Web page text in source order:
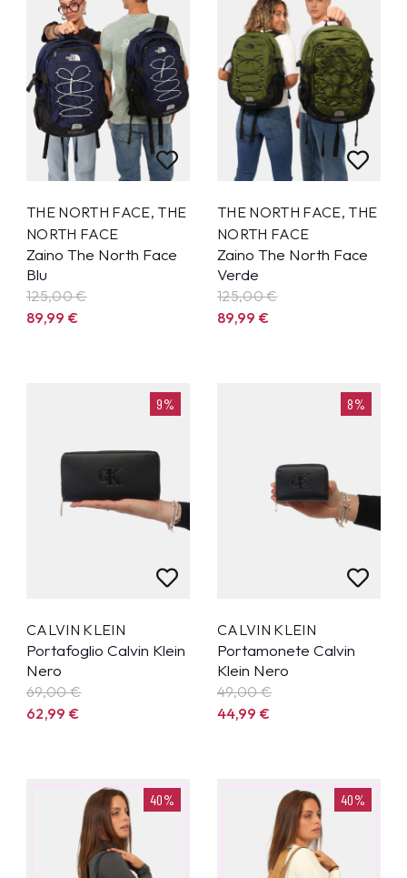
THE NORTH FACE, THE
NORTH FACE
Zaino The North Face
Blu
125,00 €
89,99€
THE NORTH FACE, THE
NORTH FACE
Zaino The North Face
Verde
125,00 €
89,99€
9%
CALVIN KLEIN
Portafoglio Calvin Klein
Nero
69,00 €
62,99€
8%
CALVIN KLEIN
Portamonete Calvin
Klein Nero
49,00 €
44,99€
40% 40%